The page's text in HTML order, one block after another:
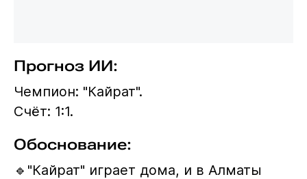
Прогноз ИИ:
Чемпион: "Кайрат".
Счёт: 1:1.
Обоснование:
🔹"Кайрат" играет дома, и в Алматы